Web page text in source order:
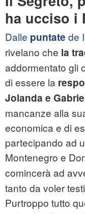
ha ucciso i
Dalle puntate de
rivelano che la
addormentato gli
di essere la
Jolanda e
mancanze alla
economica e di
partecipando ad
Montenegro e
comincerà ad
tanto da voler
Purtroppo tutto